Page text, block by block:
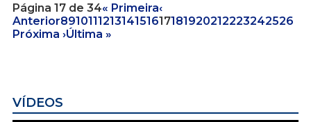
Página 17 de 34« Primeira‹
Anterior891011121314151617181920212223242526
Próxima ›Última »
VÍDEOS